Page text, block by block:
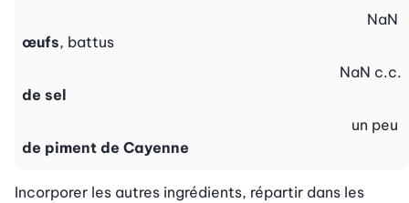
œufs, battus
NaN
de sel
NaN c.c.
de piment de Cayenne
un peu
Incorporer les autres ingrédients, répartir dans les